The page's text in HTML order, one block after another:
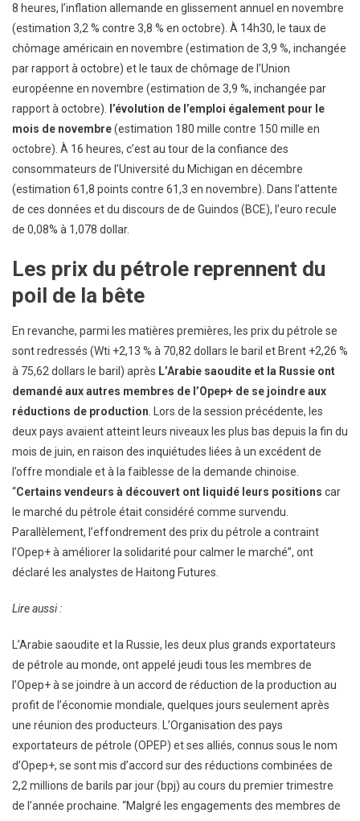
8 heures, l’inflation allemande en glissement annuel en novembre
(estimation 3,2 % contre 3,8 % en octobre). À 14h30, le taux de
chômage américain en novembre (estimation de 3,9 %, inchangée
par rapport à octobre) et le taux de chômage de l’Union
européenne en novembre (estimation de 3,9 %, inchangée par
rapport à octobre).
l’évolution de l’emploi également pour le
mois de novembre(estimation 180 mille contre 150 mille en
octobre). À 16 heures, c’est au tour de la confiance des
consommateurs de l’Université du Michigan en décembre
(estimation 61,8 points contre 61,3 en novembre). Dans l’attente
de ces données et du discours de de Guindos (BCE), l’euro recule
de 0,08% à 1,078 dollar.
Les prix du pétrole reprennent du
poil de la bête
En revanche, parmi les matières premières, les prix du pétrole se
sont redressés (Wti +2,13 % à 70,82 dollars le baril et Brent +2,26 %
à 75,62 dollars le baril) après L’Arabie saoudite et la Russie ont
demandé aux autres membres de l’Opep+ de se joindre aux
réductions de production . Lors de la session précédente, les
deux pays avaient atteint leurs niveaux les plus bas depuis la fin du
mois de juin, en raison des inquiétudes liées à un excédent de
l’offre mondiale et à la faiblesse de la demande chinoise.
“Certains vendeurs à découvert ont liquidé leurs positions car
le marché du pétrole était considéré comme survendu.
Parallèlement, l’effondrement des prix du pétrole a contraint
l’Opep+ à améliorer la solidarité pour calmer le marché”, ont
déclaré les analystes de Haitong Futures.
Lire aussi :
L’Arabie saoudite et la Russie, les deux plus grands exportateurs
de pétrole au monde, ont appelé jeudi tous les membres de
l’Opep+ à se joindre à un accord de réduction de la production au
profit de l’économie mondiale, quelques jours seulement après
une réunion des producteurs. L’Organisation des pays
exportateurs de pétrole (OPEP) et ses alliés, connus sous le nom
d’Opep+, se sont mis d’accord sur des réductions combinées de
2,2 millions de barils par jour (bpj) au cours du premier trimestre
de l’année prochaine. “Malgré les engagements des membres de